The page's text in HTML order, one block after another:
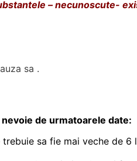
– necunoscute-
sa .
de urmatoarele date:
sa fie mai veche de 6